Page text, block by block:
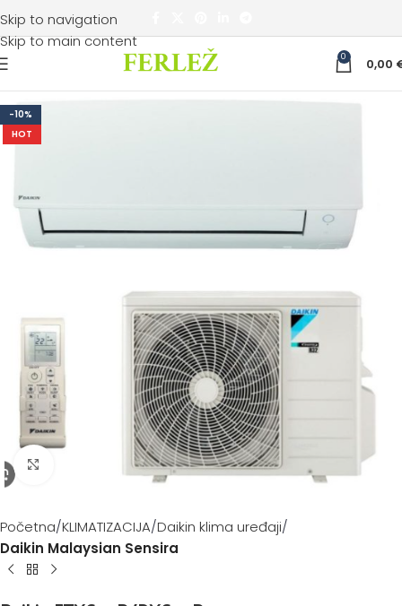
Skip to navigation
Skip to main content
0 0,00
-10%
HOT
Klikni za povećanje
Početna KLIMATIZACIJA Daikin klima uređaji
Daikin Malaysian Sensira